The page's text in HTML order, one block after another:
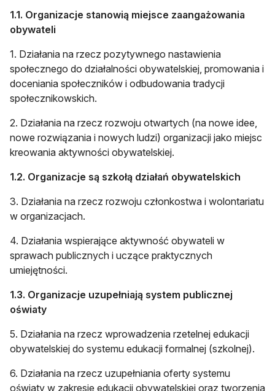
1.1. Organizacje stanowią miejsce zaangażowania
obywateli
1. Działania na rzecz pozytywnego nastawienia
społecznego do działalności obywatelskiej, promowania i
doceniania społeczników i odbudowania tradycji
społecznikowskich.
2. Działania na rzecz rozwoju otwartych (na nowe idee,
nowe rozwiązania i nowych ludzi) organizacji jako miejsc
kreowania aktywności obywatelskiej.
1.2. Organizacje są szkołą działań obywatelskich
3. Działania na rzecz rozwoju członkostwa i wolontariatu
w organizacjach.
4. Działania wspierające aktywność obywateli w
sprawach publicznych i uczące praktycznych
umiejętności.
1.3. Organizacje uzupełniają system publicznej
oświaty
5. Działania na rzecz wprowadzenia rzetelnej edukacji
obywatelskiej do systemu edukacji formalnej (szkolnej).
6. Działania na rzecz uzupełniania oferty systemu
oświaty w zakresie edukacji obywatelskiej oraz tworzenia